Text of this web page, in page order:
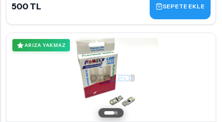
500 TL SEPETE EKLE
ARIZA YAKMAZ